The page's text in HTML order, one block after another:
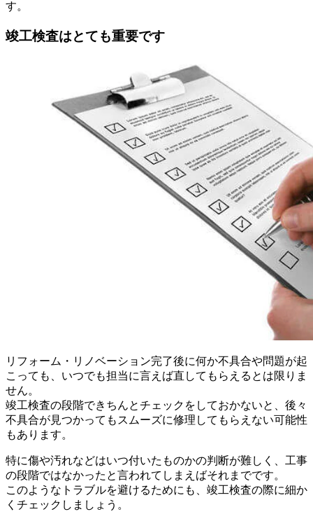
す。
竣工検査はとても重要です
リフォーム・リノベーション完了後に何か不具合や問題が起
こっても、いつでも担当に言えば直してもらえるとは限りま
せん。
竣工検査の段階できちんとチェックをしておかないと、後々
不具合が見つかってもスムーズに修理してもらえない可能性
もあります。
特に傷や汚れなどはいつ付いたものかの判断が難しく、工事
の段階ではなかったと言われてしまえばそれまでです。
このようなトラブルを避けるためにも、竣工検査の際に細か
くチェックしましょう。